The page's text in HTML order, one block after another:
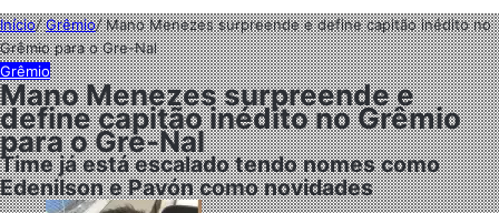
Início/Grêmio/Mano Menezes surpreende e define capitão inédito no
Grêmio para o Gre-Nal
Grêmio
Mano Menezes surpreende e
define capitão inédito no Grêmio
para o Gre-Nal
Time já está escalado tendo nomes como
Edenilson e Pavón como novidades